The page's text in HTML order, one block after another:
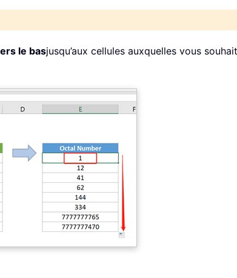
le basjusqu’aux cellules auxquelles vous